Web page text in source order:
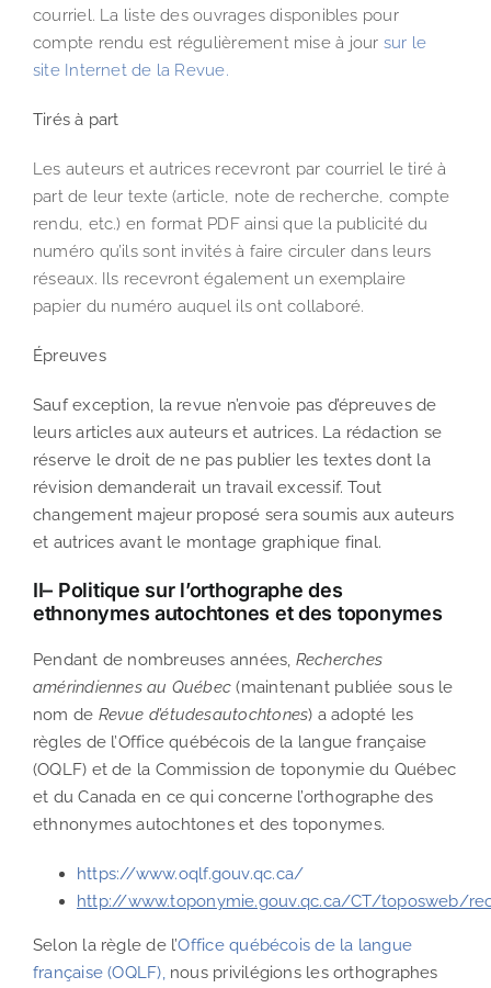
courriel. La liste des ouvrages disponibles pour
compte rendu est régulièrement mise à jour sur le
site Internet de la Revue.
Tirés à part
Les auteurs et autrices recevront par courriel le tiré à
part de leur texte (article, note de recherche, compte
rendu, etc.) en format PDF ainsi que la publicité du
numéro qu’ils sont invités à faire circuler dans leurs
réseaux. Ils recevront également un exemplaire
papier du numéro auquel ils ont collaboré.
Épreuves
Sauf exception, la revue n’envoie pas d’épreuves de
leurs articles aux auteurs et autrices. La rédaction se
réserve le droit de ne pas publier les textes dont la
révision demanderait un travail excessif. Tout
changement majeur proposé sera soumis aux auteurs
et autrices avant le montage graphique final.
II– Politique sur l’orthographe des
ethnonymes autochtones et des toponymes
Pendant de nombreuses années, Recherches
amérindiennes au Québec(maintenant publiée sous le
nom de Revue d’étudesautochtones) a adopté les
règles de l’Office québécois de la langue française
(OQLF) et de la Commission de toponymie du Québec
et du Canada en ce qui concerne l’orthographe des
ethnonymes autochtones et des toponymes.
https://www.oqlf.gouv.qc.ca/
http://www.toponymie.gouv.qc.ca/CT/toposweb/
Selon la règle de l’Office québécois de la langue
française (OQLF),nous privilégions les orthographes